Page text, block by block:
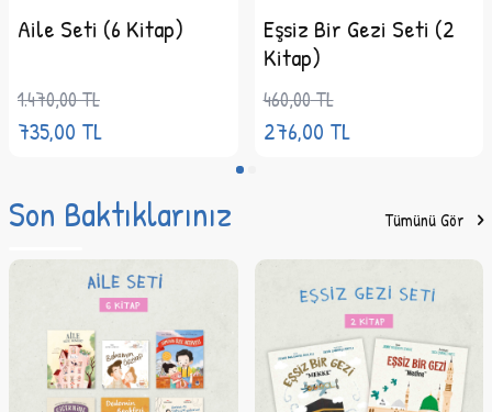
Aile Seti (6 Kitap)
1.470,00TL
735,00 TL
Eşsiz Bir Gezi Seti (2
Kitap)
460,00TL
276,00 TL
Son Baktıklarınız Tümünü Gör